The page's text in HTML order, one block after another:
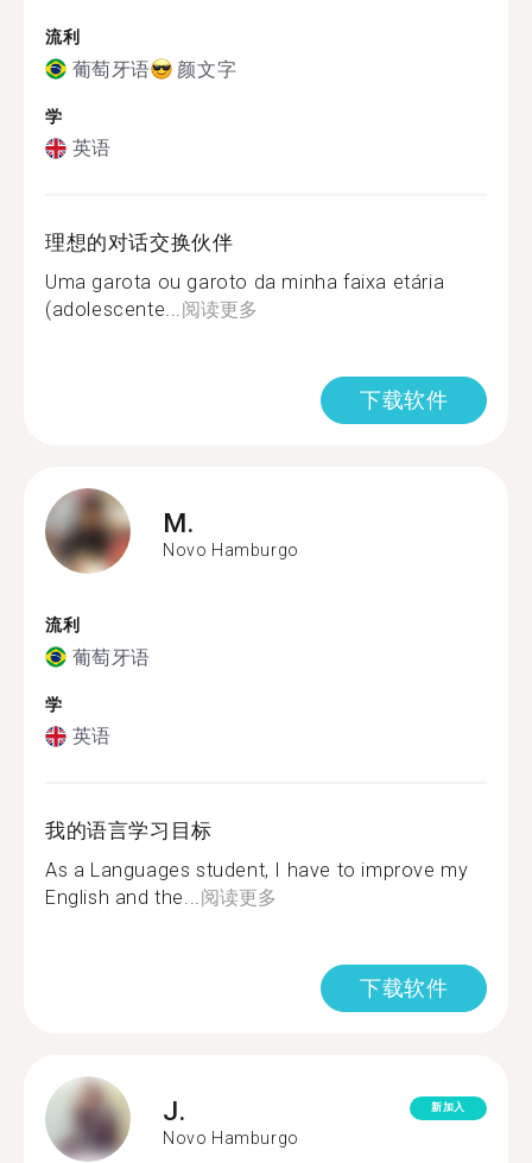
流利
葡萄牙语 颜文字
学
英语
理想的对话交换伙伴
Uma garota ou garoto da minha faixa etária
(adolescente...阅读更多
下载软件
M.
Novo Hamburgo
流利
葡萄牙语
学
英语
我的语言学习目标
As a Languages student, I have to improve my
English and the...阅读更多
下载软件
J.
Novo Hamburgo
新加入